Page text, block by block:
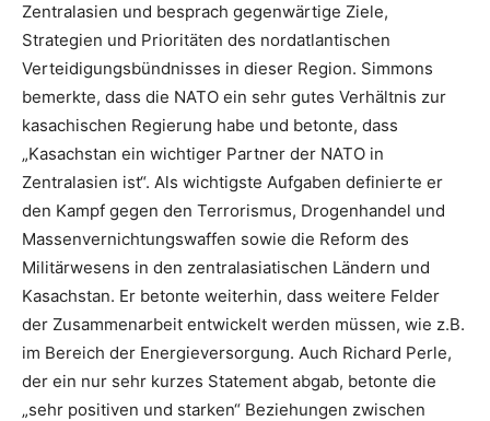
Zentralasien und besprach gegenwärtige Ziele,
Strategien und Prioritäten des nordatlantischen
Verteidigungsbündnisses in dieser Region. Simmons
bemerkte, dass die NATO ein sehr gutes Verhältnis zur
kasachischen Regierung habe und betonte, dass
„Kasachstan ein wichtiger Partner der NATO in
Zentralasien ist“. Als wichtigste Aufgaben definierte er
den Kampf gegen den Terrorismus, Drogenhandel und
Massenvernichtungswaffen sowie die Reform des
Militärwesens in den zentralasiatischen Ländern und
Kasachstan. Er betonte weiterhin, dass weitere Felder
der Zusammenarbeit entwickelt werden müssen, wie z.B.
im Bereich der Energieversorgung. Auch Richard Perle,
der ein nur sehr kurzes Statement abgab, betonte die
„sehr positiven und starken“ Beziehungen zwischen